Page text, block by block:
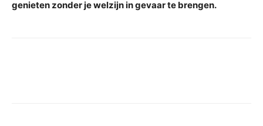
genieten zonder je welzijn in gevaar te brengen.